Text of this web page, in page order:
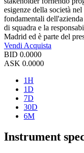
esigenze della società
fondamentali
di squadra e la
Madrid ed è parte del
Vendi Acquista
BID 0.0000
ASK 0.0000
1H
1D
7D
30D
6M
Instrument